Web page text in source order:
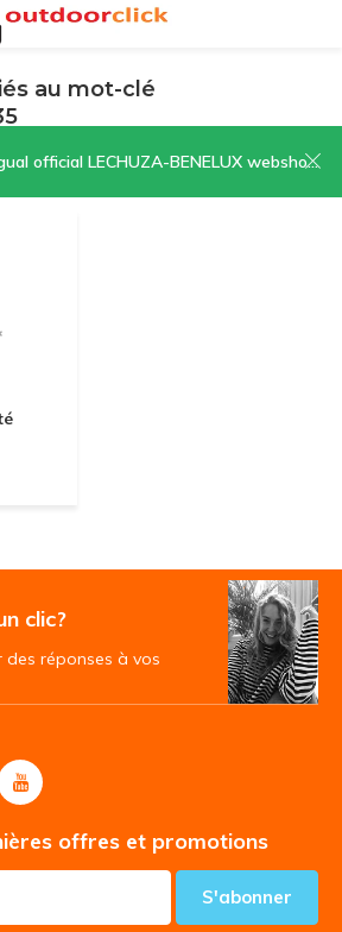
LECHUZA-BENELUX webshop | CLICK HERE NOW!
au mot-clé
Trier par:
clic?
réponses à vos
offres et promotions
S'abonner